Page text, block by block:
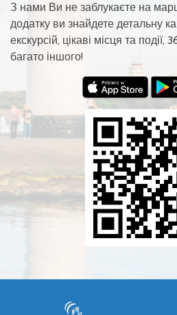
З нами Ви не заблукаєте на
додатку ви знайдете детальну
екскурсій, цікаві місця та
багато іншого!